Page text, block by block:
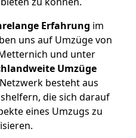
Erfahrung im
uns auf Umzüge von
und unter
Umzüge
besteht aus
die sich darauf
eines Umzugs zu